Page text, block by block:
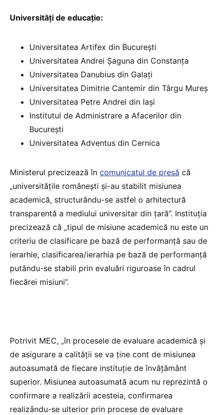
Universități de educație:
Universitatea Artifex din București
Universitatea Andrei Șaguna din Constanța
Universitatea Danubius din Galați
Universitatea Dimitrie Cantemir din Târgu Mureș
Universitatea Petre Andrei din Iași
Institutul de Administrare a Afacerilor din
București
Universitatea Adventus din Cernica
Ministerul precizează în comunicatul de presă că
„universitățile românești și-au stabilit misiunea
academică, structurându-se astfel o arhitectură
transparentă a mediului universitar din țară”. Instituția
precizează că „tipul de misiune academică nu este un
criteriu de clasificare pe bază de performanță sau de
ierarhie, clasificarea/ierarhia pe bază de performanță
putându-se stabili prin evaluări riguroase în cadrul
fiecărei misiuni”.
Potrivit MEC, „în procesele de evaluare academică și
de asigurare a calității se va ține cont de misiunea
autoasumată de fiecare instituție de învățământ
superior. Misiunea autoasumată acum nu reprezintă o
confirmare a realizării acesteia, confirmarea
realizându-se ulterior prin procese de evaluare